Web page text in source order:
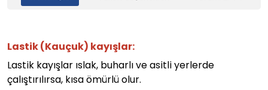
Lastik (Kauçuk) kayışlar:
Lastik kayışlar ıslak, buharlı ve asitli yerlerde
çalıştırılırsa, kısa ömürlü olur.